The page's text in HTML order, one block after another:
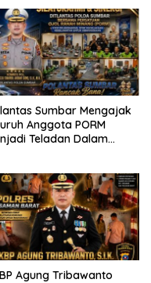
Sumbar Mengajak
Anggota PORM
Teladan Dalam
Keselamatan
Agung Tribawanto